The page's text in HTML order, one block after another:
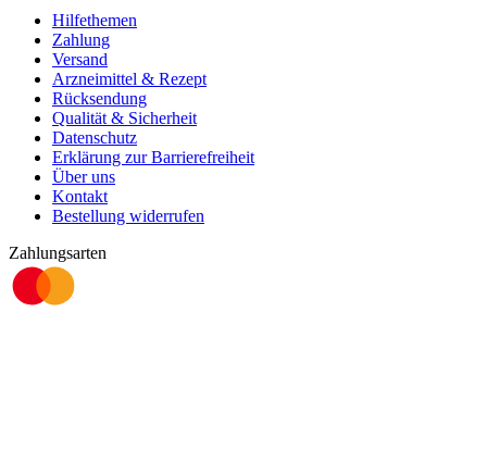
Hilfethemen
Zahlung
Versand
Arzneimittel & Rezept
Rücksendung
Qualität & Sicherheit
Datenschutz
Erklärung zur Barrierefreiheit
Über uns
Kontakt
Bestellung widerrufen
Zahlungsarten